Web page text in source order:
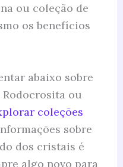
ou coleção de
os benefícios
abaixo sobre
ou
coleções
sobre
dos cristais é
algo novo para